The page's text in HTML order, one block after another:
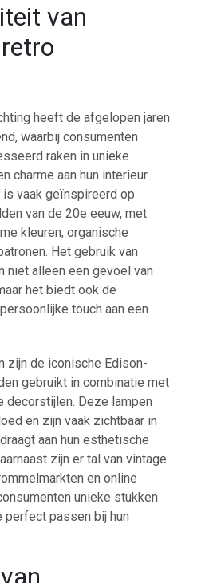
van
heeft de afgelopen jaren
waarbij consumenten
raken in unieke
charme aan hun interieur
vaak geïnspireerd op
van de 20e eeuw, met
kleuren, organische
Het gebruik van
niet alleen een gevoel van
het biedt ook de
touch aan een
zijn de iconische Edison-
gebruikt in combinatie met
decorstijlen. Deze lampen
en zijn vaak zichtbaar in
aan hun esthetische
zijn er tal van vintage
en online
unieke stukken
perfect passen bij hun